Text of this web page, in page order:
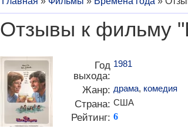
Отзывы к фильму
Год
выхода:
1981
Жанр: драма, комедия
Страна: США
Рейтинг: 6